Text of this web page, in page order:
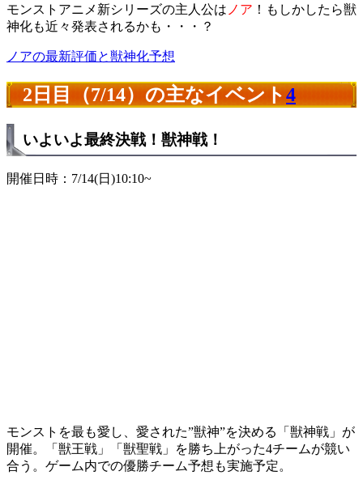
モンストアニメ新シリーズの主人公は ノア ！もしかしたら獣
神化も近々発表されるかも・・・？
ノアの最新評価と獣神化予想
2日目（7/14）の主なイベント4
いよいよ最終決戦！獣神戦！
開催日時：7/14(日)10:10~
モンストを最も愛し、愛された”獣神”を決める「獣神戦」が
開催。「獣王戦」「獣聖戦」を勝ち上がった4チームが競い
合う。ゲーム内での優勝チーム予想も実施予定。